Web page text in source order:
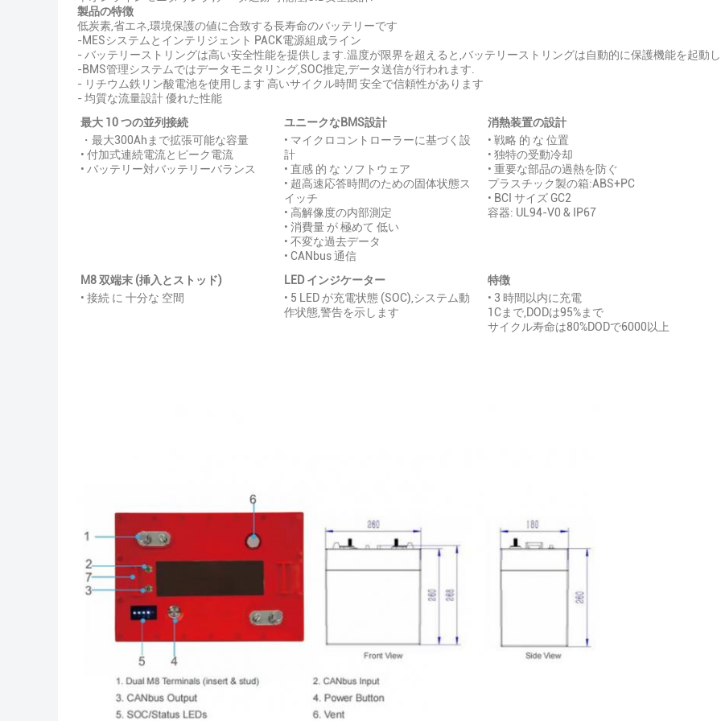
製品の特徴
低炭素,省エネ,環境保護の値に合致する長寿命のバッテリーです
-MESシステムとインテリジェント PACK電源組成ライン
- バッテリーストリングは高い安全性能を提供します.温度が限界を超えると,バッテリーストリングは自動的に保護機能を起動
-BMS管理システムではデータモニタリング,SOC推定,データ送信が行われます.
- リチウム鉄リン酸電池を使用します 高いサイクル時間 安全で信頼性があります
- 均質な流量設計 優れた性能
最大 10 つの並列接続
・最大300Ahまで拡張可能な容量
• 付加式連続電流とピーク電流
• バッテリー対バッテリーバランス
ユニークなBMS設計
• マイクロコントローラーに基づく設
計
• 直感 的 な ソフトウェア
• 超高速応答時間のための固体状態ス
イッチ
• 高解像度の内部測定
• 消費量 が 極めて 低い
• 不変な過去データ
• CANbus 通信
消熱装置の設計
• 戦略 的 な 位置
• 独特の受動冷却
• 重要な部品の過熱を防ぐ
プラスチック製の箱:ABS+PC
• BCI サイズ GC2
容器: UL94-V0 & IP67
M8 双端末 (挿入とストッド)
• 接続 に 十分な 空間
LED インジケーター
• 5 LED が充電状態 (SOC),システム動
作状態,警告を示します
特徴
• 3 時間以内に充電
1Cまで,DODは95%まで
サイクル寿命は80%DODで6000以上